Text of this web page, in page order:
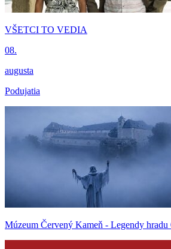
VŠETCI TO VEDIA
08.
augusta
Podujatia
Múzeum Červený Kameň - Legendy hradu